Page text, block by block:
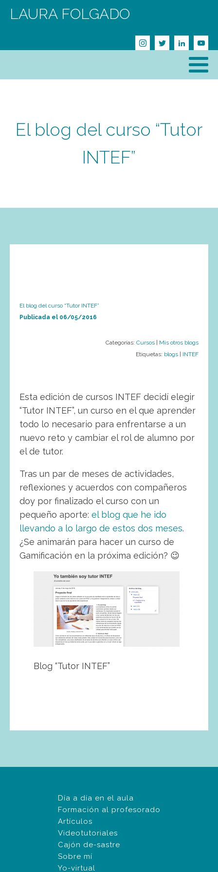
LAURA FOLGADO
El blog del curso “Tutor
INTEF”
El blog del curso “Tutor INTEF”
Publicada el 06/05/2016
Categorías: Cursos
Mis otros blogs
Etiquetas: blogs INTEF
Esta edición de cursos INTEF decidí elegir
“Tutor INTEF”, un curso en el que aprender
todo lo necesario para enfrentarse a un
nuevo reto y cambiar el rol de alumno por
el de tutor.
Tras un par de meses de actividades,
reflexiones y acuerdos con compañeros
doy por finalizado el curso con un
pequeño aporte: el blog que he ido
llevando a lo largo de estos dos meses.
¿Se animarán para hacer un curso de
Gamificación en la próxima edición? 😉
Blog “Tutor INTEF”
Día a día en el aula
Formación al profesorado
Artículos
Videotutoriales
Cajón de-sastre
Sobre mí
Yo-virtual